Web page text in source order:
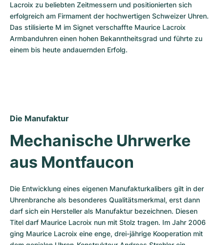
Lacroix zu beliebten Zeitmessern und positionierten sich
erfolgreich am Firmament der hochwertigen Schweizer Uhren.
Das stilisierte M im Signet verschaffte Maurice Lacroix
Armbanduhren einen hohen Bekanntheitsgrad und führte zu
einem bis heute andauernden Erfolg.
Die Manufaktur
Mechanische Uhrwerke
aus Montfaucon
Die Entwicklung eines eigenen Manufakturkalibers gilt in der
Uhrenbranche als besonderes Qualitätsmerkmal, erst dann
darf sich ein Hersteller als Manufaktur bezeichnen. Diesen
Titel darf Maurice Lacroix nun mit Stolz tragen. Im Jahr 2006
ging Maurice Lacroix eine enge, drei-jährige Kooperation mit